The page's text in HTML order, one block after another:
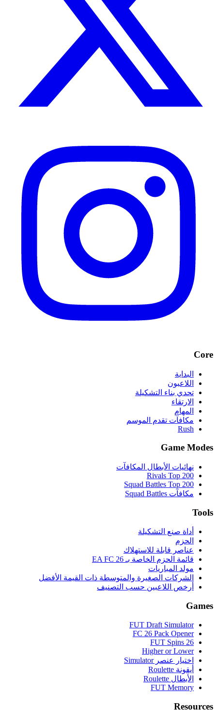
Core
البداية
اللاعبون
تحدي بناء التشكيلة
الارتقاء
المهام
مكافآت تقدم الموسم
Rush
Game Modes
نهائيات الأبطال المكافآت
Rivals Top 200
Squad Battles Top 200
مكافآت Squad Battles
Tools
أداة صنع التشكيلة
الحزم
عناصر قابلة للاستهلاك
قائمة الحزم الخاصة بـ EA FC 26
مولد المباريات
الشركات الصغيرة والمتوسطة ذات القيمة الأفضل
أرخص اللاعبين حسب التصنيف
Games
FUT Draft Simulator
FC 26 Pack Opener
FUT Spins 26
Higher or Lower
اختيار عنصر Simulator
أيقونة Roulette
الأبطال Roulette
FUT Memory
Resources